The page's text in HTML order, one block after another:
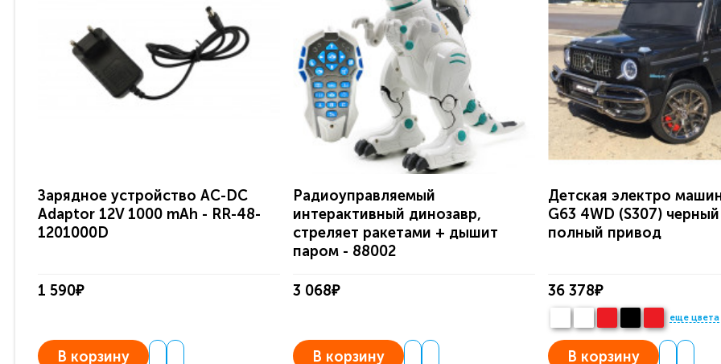
Зарядное устройство AC-DC
Adaptor 12V 1000 mAh - RR-48-
1201000D
1 590₽
В корзину
Радиоуправляемый
интерактивный динозавр,
стреляет ракетами + дышит
паром - 88002
3 068₽
В корзину
Детская электро
G63 4WD (S307)
полный привод
36 378₽
еще цвета
В корзину